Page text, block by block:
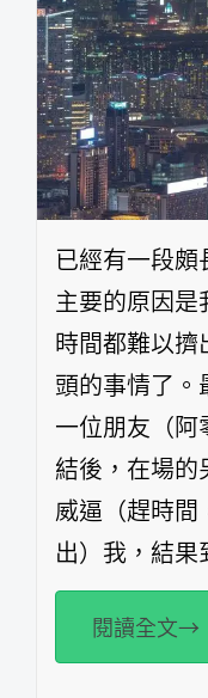
已經有一段頗
主要的原因
時間都難以擠
頭的事情了。
一位朋友（
結後，在場
威逼（趕時
出）我，結果
閱讀全文→